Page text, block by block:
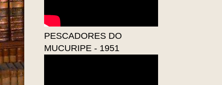
PESCADORES DO
MUCURIPE - 1951